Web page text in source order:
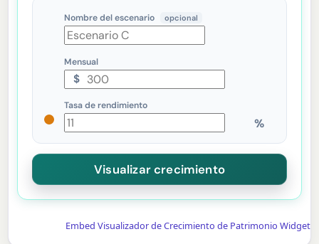
Nombre del escenario opcional
Mensual
$
Tasa de rendimiento
Embed Visualizador de Crecimiento de Patrimonio Widget